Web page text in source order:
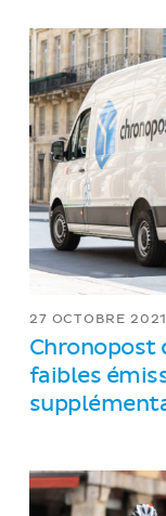
27 OCTOBRE 2021
Chronopost
faibles